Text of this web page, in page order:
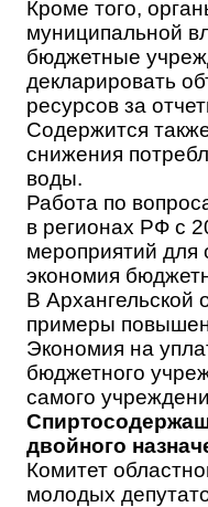
Кроме того,
муниципальной
бюджетные
декларировать
ресурсов за
Содержится
снижения
воды.
Работа по
в регионах РФ с
мероприятий
экономия
В Архангельской
примеры
Экономия на
бюджетного
самого
двойного
Комитет
молодых